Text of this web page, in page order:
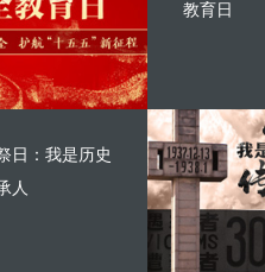
教育日
日：我是历史
人